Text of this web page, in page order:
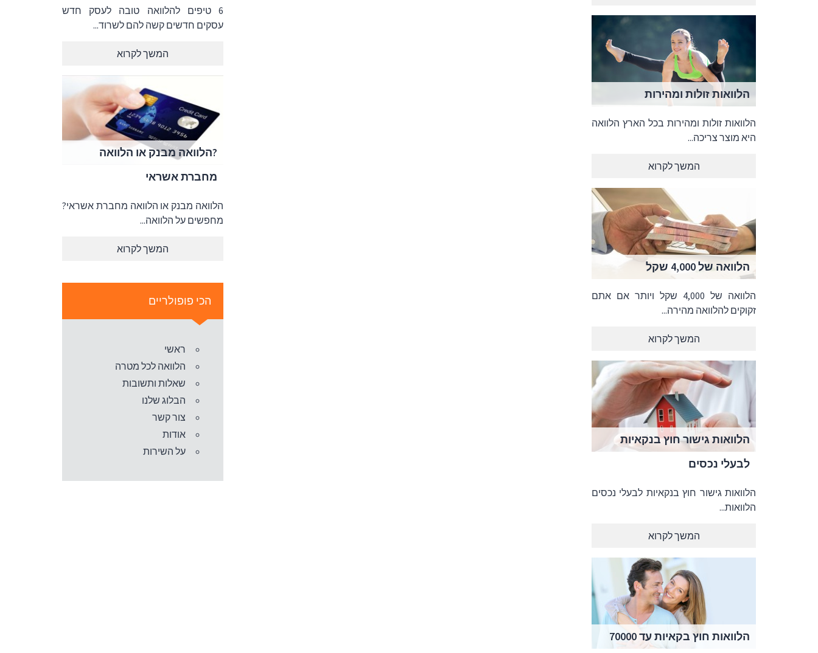
6 טיפים להלוואה טובה לעסק חדש
עסקים חדשים קשה להם לשרוד...
המשך לקרוא
?הלוואה מבנק או הלוואה
מחברת אשראי
הלוואה מבנק או הלוואה מחברת אשראי?
מחפשים על הלוואה...
המשך לקרוא
הכי פופולריים
ראשי
הלוואה לכל מטרה
שאלות ותשובות
הבלוג שלנו
צור קשר
אודות
על השירות
הלוואות זולות ומהירות
הלוואות זולות ומהירות בכל הארץ הלוואה
היא מוצר צריכה...
המשך לקרוא
הלוואה של 4,000 שקל
הלוואה של 4,000 שקל ויותר אם אתם
זקוקים להלוואה מהירה...
המשך לקרוא
הלוואות גישור חוץ בנקאיות
לבעלי נכסים
הלוואות גישור חוץ בנקאיות לבעלי נכסים
הלוואות...
המשך לקרוא
הלוואות חוץ בקאיות עד 70000